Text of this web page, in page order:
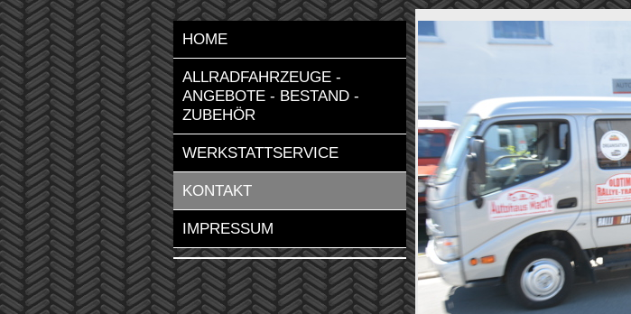
HOME
ALLRADFAHRZEUGE -
ANGEBOTE - BESTAND -
ZUBEHÖR
WERKSTATTSERVICE
KONTAKT
IMPRESSUM